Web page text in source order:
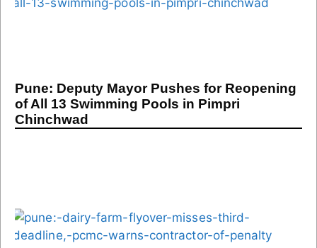
Pune: Deputy Mayor Pushes for Reopening
of All 13 Swimming Pools in Pimpri
Chinchwad